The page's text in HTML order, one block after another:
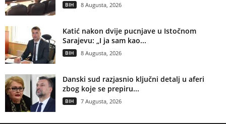
BIH 8 Augusta, 2026
Katić nakon dvije pucnjave u Istočnom
Sarajevu: „I ja sam kao...
BIH 8 Augusta, 2026
Danski sud razjasnio ključni detalj u aferi
zbog koje se prepiru...
BIH 7 Augusta, 2026